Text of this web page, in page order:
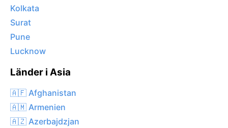
Kolkata
Surat
Pune
Lucknow
Länder i Asia
🇦🇫 Afghanistan
🇦🇲 Armenien
🇦🇿 Azerbajdzjan